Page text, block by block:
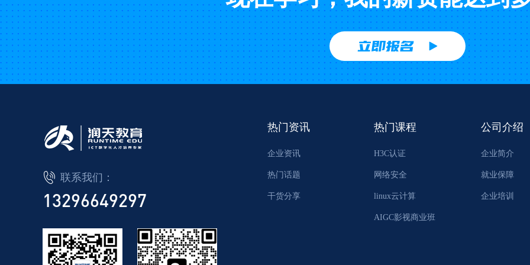
立即报名
联系我们：
13296649297
热门资讯
企业资讯
热门话题
干货分享
热门课程
H3C认证
网络安全
linux云计算
AIGC影视商业班
公司介绍
企业简介
就业保障
企业培训